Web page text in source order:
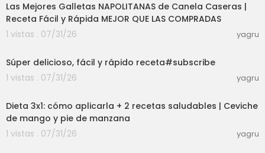
do!!: https://youtu.be/Nv7ZC2t25FsBIRRIA DE RES
EXPRES: https://youtu.be/topg-59NCNATACOS A
L PASTOR: https://youtu.be/XicQE644KHQPAPAS
ylist?list=PLQsq4Dx0RCcbqwTPAFn3KVZp98T7ua
GRLCómo hacer PIZZA🍕: https://youtu.be/nYSg
7bHS6Y0aQBARBACOA DE RES: https://youtu.be/
HZcKnKgZWJE#VickyRecetaFacil #costillasman
gohabanero #CostillasDePuerco
Las Mejores Galletas NAPOLITANAS de Canela Caseras |
Receta Fácil y Rápida MEJOR QUE LAS COMPRADAS
1 vistas . 07/31/26
yagru
Súper delicioso, fácil y rápido receta#subscribe
1 vistas . 07/31/26
yagru
Dieta 3x1: cómo aplicarla + 2 recetas saludables | Ceviche
de mango y pie de manzana
1 vistas . 07/31/26
yagru